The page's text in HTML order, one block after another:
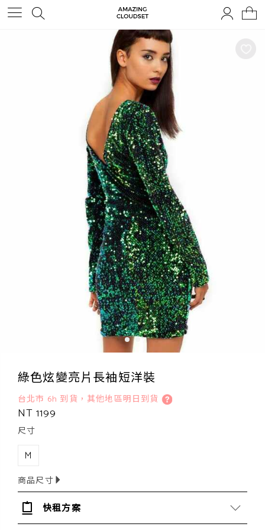
綠色炫變亮片長袖短洋裝
台北市 6h 到貨，其他地區明日到貨
NT 1199
尺寸
M
商品尺寸
快租方案